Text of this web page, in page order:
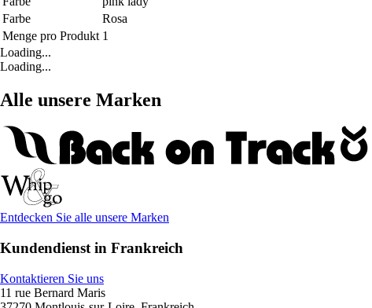
Farbe
Rosa
Menge pro Produkt 1
Loading...
Loading...
Alle unsere Marken
Entdecken Sie alle unsere Marken
Kundendienst in Frankreich
Kontaktieren Sie uns
11 rue Bernard Maris